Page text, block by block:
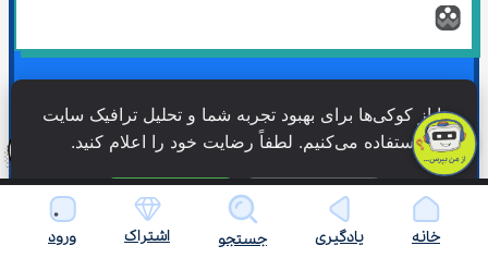
محفوظ است.
همۀ حقوق این وبسایت نزد شرکت فن آوری شبکه آموزش دانش نویان
محفوظ است.
خانه یادگیری جستجو اشتراک ورود
ما از کوکی‌ها برای بهبود تجربه شما و تحلیل ترافیک سایت
استفاده می‌کنیم. لطفاً رضایت خود را اعلام کنید.
فقط ضروری پذیرش همه